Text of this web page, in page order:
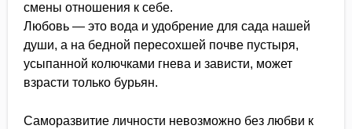
смены отношения к себе.
Любовь — это вода и удобрение для сада нашей
души, а на бедной пересохшей почве пустыря,
усыпанной колючками гнева и зависти, может
взрасти только бурьян.
Саморазвитие личности невозможно без любви к